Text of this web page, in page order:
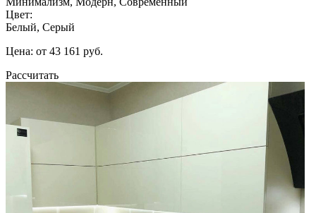
Цвет:
Белый, Серый
Цена: от 43 161 руб.
Рассчитать